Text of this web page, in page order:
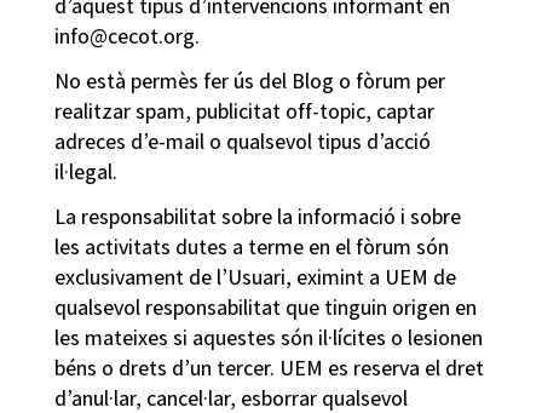
info@cecot.org.
No està permès fer ús del Blog o fòrum per
realitzar spam, publicitat off-topic, captar
adreces d’e-mail o qualsevol tipus d’acció
il·legal.
La responsabilitat sobre la informació i sobre
les activitats dutes a terme en el fòrum són
exclusivament de l’Usuari, eximint a UEM de
qualsevol responsabilitat que tinguin origen en
les mateixes si aquestes són il·lícites o lesionen
béns o drets d’un tercer. UEM es reserva el dret
d’anul·lar, cancel·lar, esborrar qualsevol